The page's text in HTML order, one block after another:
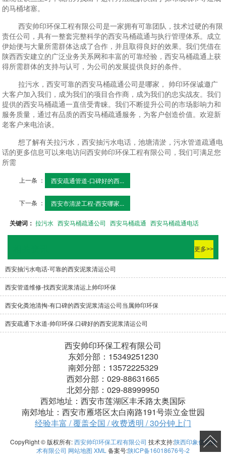
的马桶堵塞。
西安帅印环保工程有限公司是一家拥有可靠团队，技术过硬的有限
责任公司，具有一整套完整科学的西安马桶疏通与执行管理体系。成立
伊始便与大量所需群体达成了合作，并且取得良好的效果。我们凭借在
陕西西安建立的广泛业务关系网和丰富的可靠经验，西安马桶疏通上获
得所需群体的支持与认可，为公司的发展提供良好的条件。
拉污水，西安可靠的西安马桶疏通公司是哪家， 帅印环保诚邀广
大客户加入我们，成为我们的项目合作商，成为我们的忠实战友。我们
提供的西安马桶疏通一直倍受青睐。我们不断提升公司的市场影响力和
服务质量，通过有品质的西安马桶疏通服务，为客户创造价值。欢迎新
老客户来电洽谈。
想了解有关拉污水，西安抽污水电话，池塘清淤，污水管道疏通电
话的更多信息可以来电访问西安帅印环保工程有限公司，我们可满足您
所需
上一条 ： 西安疏通管道-口碑好的西...
下一条 ： 西安市清淤工程-西安哪家...
关键词：拉污水 西安马桶疏通公司 西安马桶疏通 西安马桶疏通电话
更多>>
西安抽污水电话-可靠的西安泥浆清运公司
西安管道维修-找西安泥浆清运上帅印环保
西安化粪池清掏-有口碑的西安泥浆清运公司当属帅印环保
西安疏通下水道-帅印环保·口碑好的西安泥浆清运公司
西安帅印环保工程有限公司
东郊分部：15349251230
南郊分部：13572225329
西郊分部：029-88631665
北郊分部：029-88999950
西郊地址：西安市莲湖区丰禾路太奥国际
南郊地址：西安市雁塔区太白南路191号崇立金世园
经验丰富 / 覆盖全国 / 收费透明 / 30分钟上门
CopyRight © 版权所有:西安帅印环保工程有限公司 技术支持:陕西印象信息技
术有限公司 网站地图 XML 备案号:陕ICP备16018676号-2